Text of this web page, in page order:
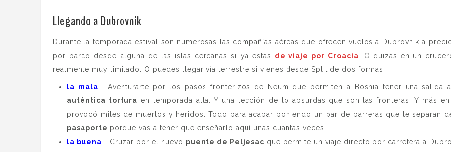
Llegando a Dubrovnik
Durante la temporada estival son numerosas las compañías aéreas que ofrecen vuelos a Dubrovnik a
por barco desde alguna de las islas cercanas si ya estás de viaje por Croacia . O quizás en un
realmente muy limitado. O puedes llegar vía terrestre si vienes desde Split de dos formas:
la mala .- Aventurarte por los pasos fronterizos de Neum que permiten a Bosnia tener una salida
auténtica tortura en temporada alta. Y una lección de lo absurdas que son las fronteras. Y más
provocó miles de muertos y heridos. Todo para acabar poniendo un par de barreras que te separan
pasaporte porque vas a tener que enseñarlo aquí unas cuantas veces.
la buena .- Cruzar por el nuevo puente de Peljesac que permite un viaje directo por carretera a